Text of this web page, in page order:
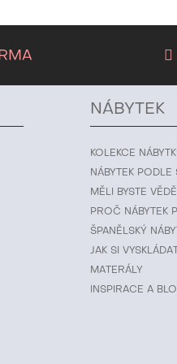
NÁBYTEK
KOLEKCE
NÁBYTEK PODLE
MĚLI BYSTE
PROČ NÁBYTEK
ŠPANĚLSKÝ
JAK SI
MATERÁLY
INSPIRACE A